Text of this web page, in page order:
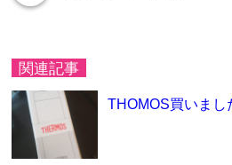
関連記事
THOMOS買いまし